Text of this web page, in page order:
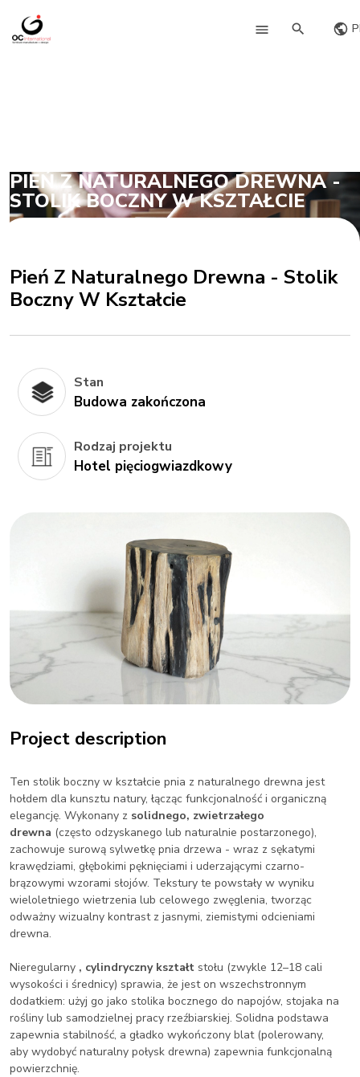
PIEŃ Z NATURALNEGO DREWNA -
STOLIK BOCZNY W KSZTAŁCIE
Pień Z Naturalnego Drewna - Stolik
Boczny W Kształcie
Stan
Budowa zakończona
Rodzaj projektu
Hotel pięciogwiazdkowy
Project description
Ten stolik boczny w kształcie pnia z naturalnego drewna jest
hołdem dla kunsztu natury, łącząc funkcjonalność i organiczną
elegancję. Wykonany z solidnego, zwietrzałego
drewna (często odzyskanego lub naturalnie postarzonego),
zachowuje surową sylwetkę pnia drzewa - wraz z sękatymi
krawędziami, głębokimi pęknięciami i uderzającymi czarno-
brązowymi wzorami słojów. Tekstury te powstały w wyniku
wieloletniego wietrzenia lub celowego zwęglenia, tworząc
odważny wizualny kontrast z jasnymi, ziemistymi odcieniami
drewna.
Nieregularny , cylindryczny kształt stołu (zwykle 12–18 cali
wysokości i średnicy) sprawia, że jest on wszechstronnym
dodatkiem: użyj go jako stolika bocznego do napojów, stojaka na
rośliny lub samodzielnej pracy rzeźbiarskiej. Solidna podstawa
zapewnia stabilność, a gładko wykończony blat (polerowany,
aby wydobyć naturalny połysk drewna) zapewnia funkcjonalną
powierzchnię.